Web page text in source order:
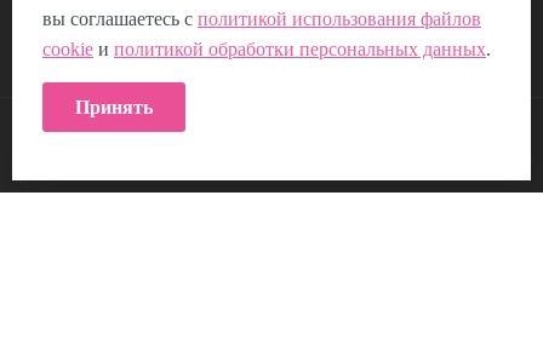
Политика использования Cookie
вы соглашаетесь с политикой использования файлов
cookie и политикой обработки персональных данных.
Принять